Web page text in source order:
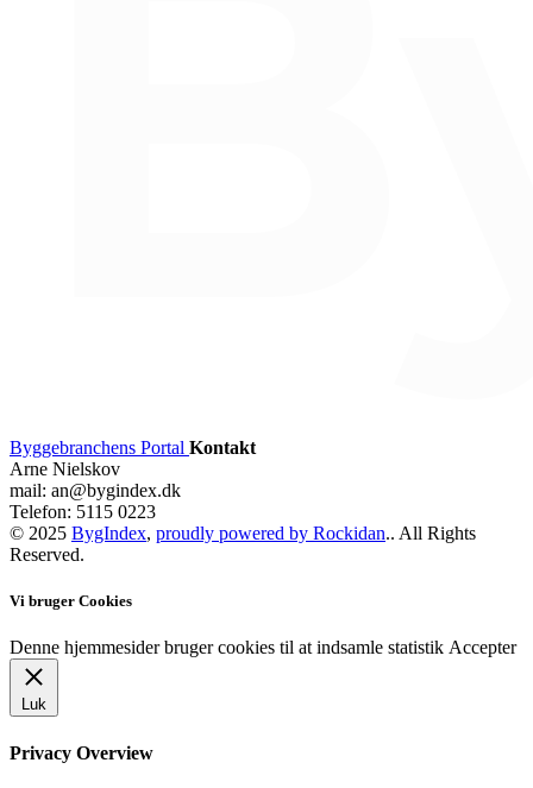
Byggebranchens Portal Kontakt
Arne Nielskov
mail: an@bygindex.dk
Telefon: 5115 0223
© 2025 BygIndex, proudly powered by Rockidan.. All Rights
Reserved.
Vi bruger Cookies
Denne hjemmesider bruger cookies til at indsamle statistik Accepter
Luk
Privacy Overview